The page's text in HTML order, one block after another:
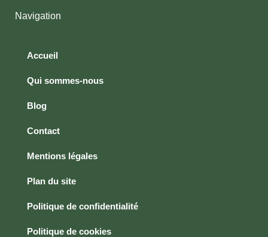
Navigation
Accueil
Qui sommes-nous
Blog
Contact
Mentions légales
Plan du site
Politique de confidentialité
Politique de cookies